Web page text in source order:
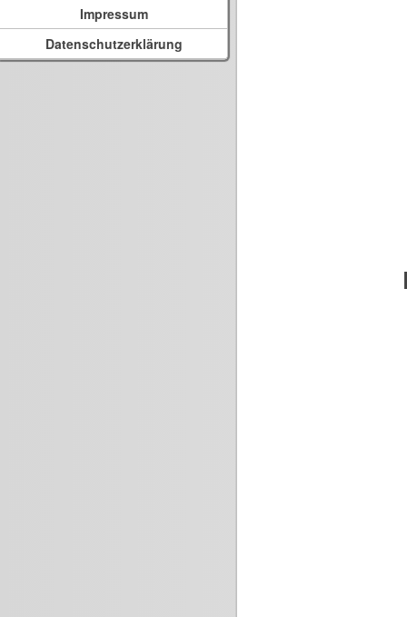
Impressum
Datenschutzerklärung